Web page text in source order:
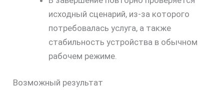
исходный сценарий, из-за которого
потребовалась услуга, а также
стабильность устройства в обычном
рабочем режиме.
Возможный результат